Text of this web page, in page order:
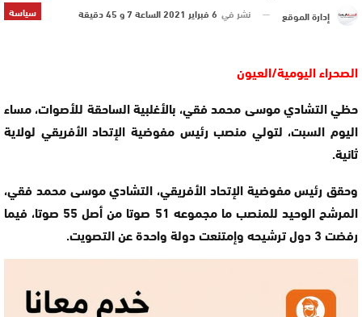
سياسة إدارة الموقع نشر في 6 فبراير 2021 الساعة 7 و 45 دقيقة
الصحراء اليومية/العيون
حظي التشادي موسى محمد فقي، بالأغلبية الساحقة للأصوات، مساء
اليوم السبت، لتولي منصب رئيس مفوضية الإتحاد الأفريقي لولاية
ثانية.
وحقق رئيس مفوضية الإتحاد الأفريقي، التشادي موسى محمد فقي،
المرشح الوحيد للمنصب ما مجموعه 51 صوتا من أصل 55 صوتا، فيما
رفضت 3 دول ترشيحه وإمتنعت دولة واحدة عن التصويت.